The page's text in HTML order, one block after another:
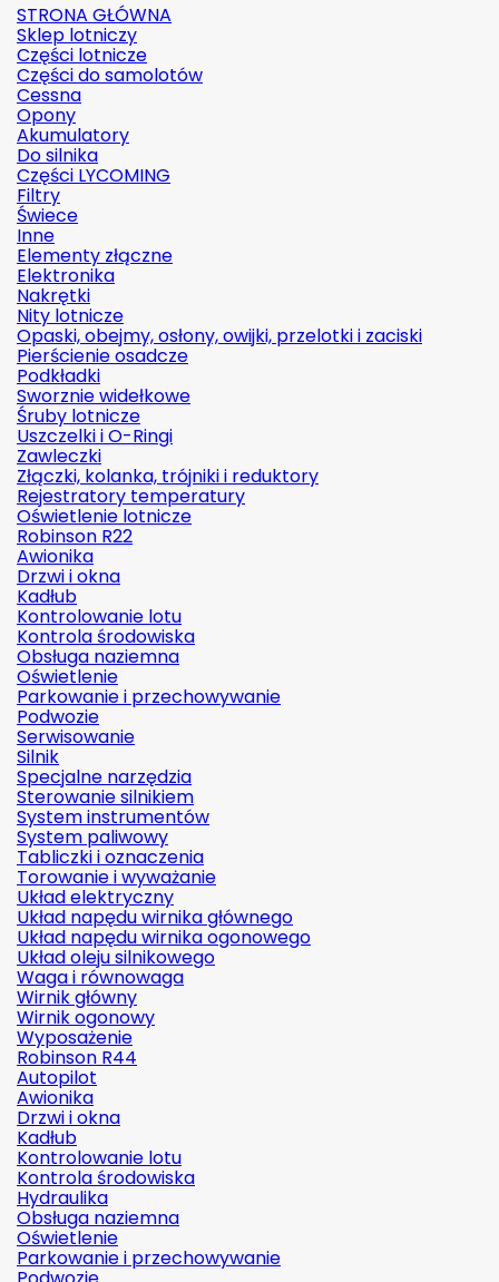
STRONA GŁÓWNA
Sklep lotniczy
Części lotnicze
Części do samolotów
Cessna
Opony
Akumulatory
Do silnika
Części LYCOMING
Filtry
Świece
Inne
Elementy złączne
Elektronika
Nakrętki
Nity lotnicze
Opaski, obejmy, osłony, owijki, przelotki i zaciski
Pierścienie osadcze
Podkładki
Sworznie widełkowe
Śruby lotnicze
Uszczelki i O-Ringi
Zawleczki
Złączki, kolanka, trójniki i reduktory
Rejestratory temperatury
Oświetlenie lotnicze
Robinson R22
Awionika
Drzwi i okna
Kadłub
Kontrolowanie lotu
Kontrola środowiska
Obsługa naziemna
Oświetlenie
Parkowanie i przechowywanie
Podwozie
Serwisowanie
Silnik
Specjalne narzędzia
Sterowanie silnikiem
System instrumentów
System paliwowy
Tabliczki i oznaczenia
Torowanie i wyważanie
Układ elektryczny
Układ napędu wirnika głównego
Układ napędu wirnika ogonowego
Układ oleju silnikowego
Waga i równowaga
Wirnik główny
Wirnik ogonowy
Wyposażenie
Robinson R44
Autopilot
Awionika
Drzwi i okna
Kadłub
Kontrolowanie lotu
Kontrola środowiska
Hydraulika
Obsługa naziemna
Oświetlenie
Parkowanie i przechowywanie